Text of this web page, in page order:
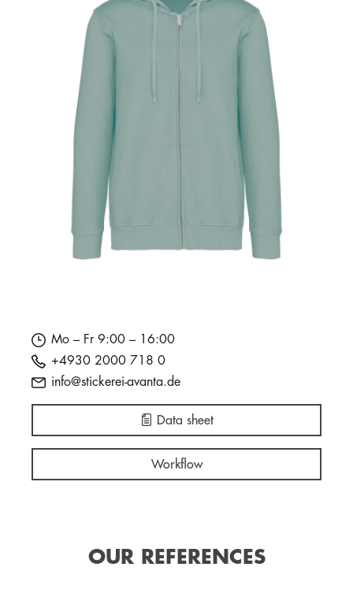
Mo – Fr 9:00 – 16:00
+4930 2000 718 0
info@stickerei-avanta.de
Data sheet
Workflow
OUR REFERENCES